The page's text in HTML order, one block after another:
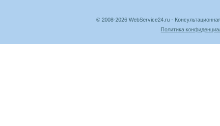
© 2008-2026 WebService24.ru -
Политика